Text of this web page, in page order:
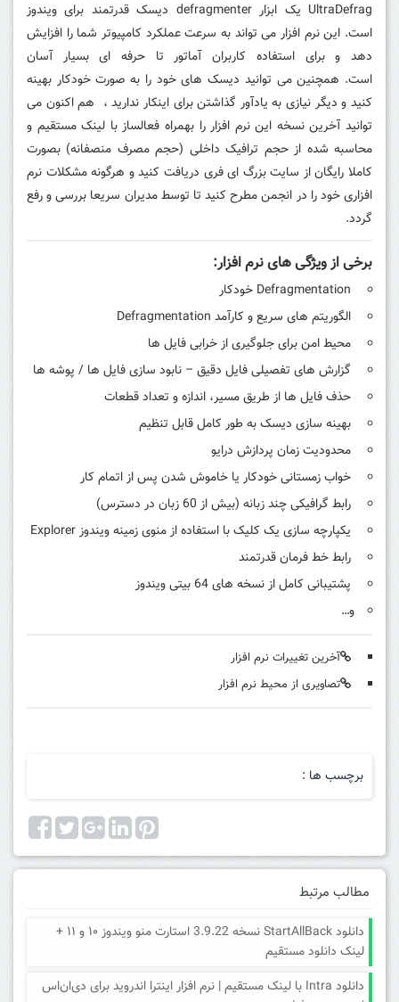
UltraDefrag یک ابزار defragmenter دیسک قدرتمند برای ویندوز
است. این نرم افزار می تواند به سرعت عملکرد کامپیوتر شما را افزایش
دهد و برای استفاده کاربران آماتور تا حرفه ای بسیار آسان
است. همچنین می توانید دیسک های خود را به صورت خودکار بهینه
کنید و دیگر نیازی به یادآور گذاشتن برای اینکار ندارید ، هم اکنون می
توانید آخرین نسخه این نرم افزار را بهمراه فعالساز با لینک مستقیم و
محاسبه شده از حجم ترافیک داخلی (حجم مصرف منصفانه) بصورت
کاملا رایگان از سایت بزرگ ای فری دریافت کنید و هرگونه مشکلات نرم
افزاری خود را در انجمن مطرح کنید تا توسط مدیران سریعا بررسی و رفع
گردد.
برخی از ویژگی های نرم افزار:
الگوریتم های سریع و کارآمد Defragmentation
محیط امن برای جلوگیری از خرابی فایل ها
گزارش های تفصیلی فایل دقیق – نابود سازی فایل ها / پوشه ها
حذف فایل ها از طریق مسیر، اندازه و تعداد قطعات
بهینه سازی دیسک به طور کامل قابل تنظیم
محدودیت زمان پردازش درایو
خواب زمستانی خودکار یا خاموش شدن پس از اتمام کار
رابط گرافیکی چند زبانه (بیش از 60 زبان در دسترس)
یکپارچه سازی یک کلیک با استفاده از منوی زمینه ویندوز Explorer
رابط خط فرمان قدرتمند
پشتیبانی کامل از نسخه های 64 بیتی ویندوز
و…
آخرین تغییرات نرم افزار
تصاویری از محیط نرم افزار
برچسب ها :
مطالب مرتبط
دانلود StartAllBack نسخه 3.9.22 استارت منو ویندوز ۱۰ و ۱۱ +
لینک دانلود مستقیم
دانلود Intra با لینک مستقیم | نرم افزار اینترا اندروید برای دی‌ان‌اس